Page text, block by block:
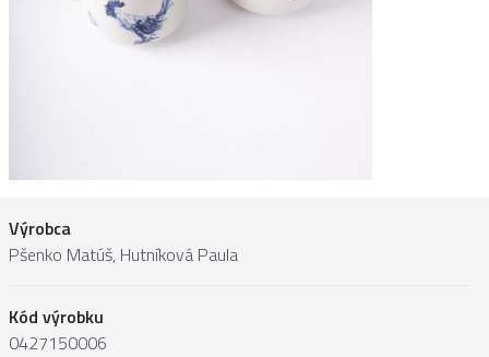
Výrobca
Pšenko Matúš, Hutníková Paula
Kód výrobku
0427150006